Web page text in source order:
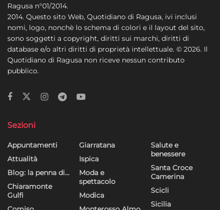
Ragusa n°01/2014.
2014. Questo sito Web, Quotidiano di Ragusa, ivi inclusi
nomi, logo, nonchè lo schema di colori e il layout del sito,
sono soggetti a copyright, diritti sui marchi, diritti di
database e/o altri diritti di proprietà intellettuale. © 2026. Il
Quotidiano di Ragusa non riceve nessun contributo
pubblico.
Sezioni
Appuntamenti
Attualità
Blog: la penna di…
Chiaramonte
Gulfi
Giarratana
Ispica
Moda e
spettacolo
Modica
Salute e
benessere
Santa Croce
Camerina
Scicli
Sicilia